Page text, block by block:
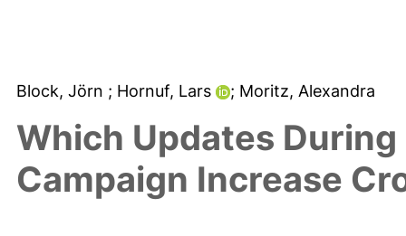
Block, Jörn ; Hornuf, Lars ; Moritz, Alexandra
Which Updates
Campaign Increase